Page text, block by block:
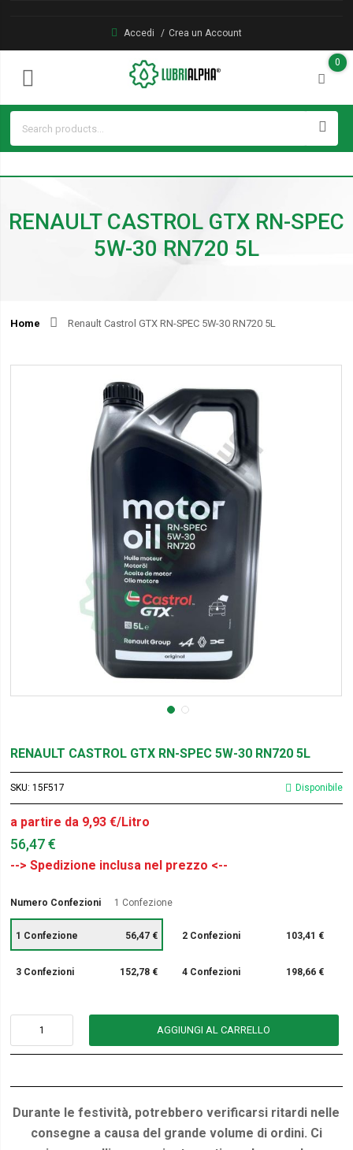
Accedi Crea un Account
0
RENAULT CASTROL GTX RN-SPEC
5W-30 RN720 5L
Home Renault Castrol GTX RN-SPEC 5W-30 RN720 5L
RENAULT CASTROL GTX RN-SPEC 5W-30 RN720 5L
Disponibile
SKU 15F517
a partire da 9,93 €/Litro
56,47 €
Numero Confezioni 1 Confezione
1 Confezione 56,47 € 2 Confezioni 103,41 €
3 Confezioni 152,78 € 4 Confezioni 198,66 €
AGGIUNGI AL CARRELLO
Durante le festività, potrebbero verificarsi ritardi nelle
consegne a causa del grande volume di ordini. Ci